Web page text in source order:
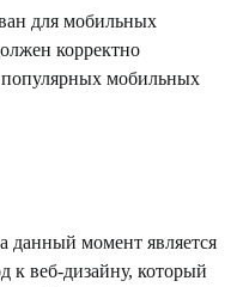
для мобильных
корректно
популярных мобильных
момент является
к веб-дизайну, который